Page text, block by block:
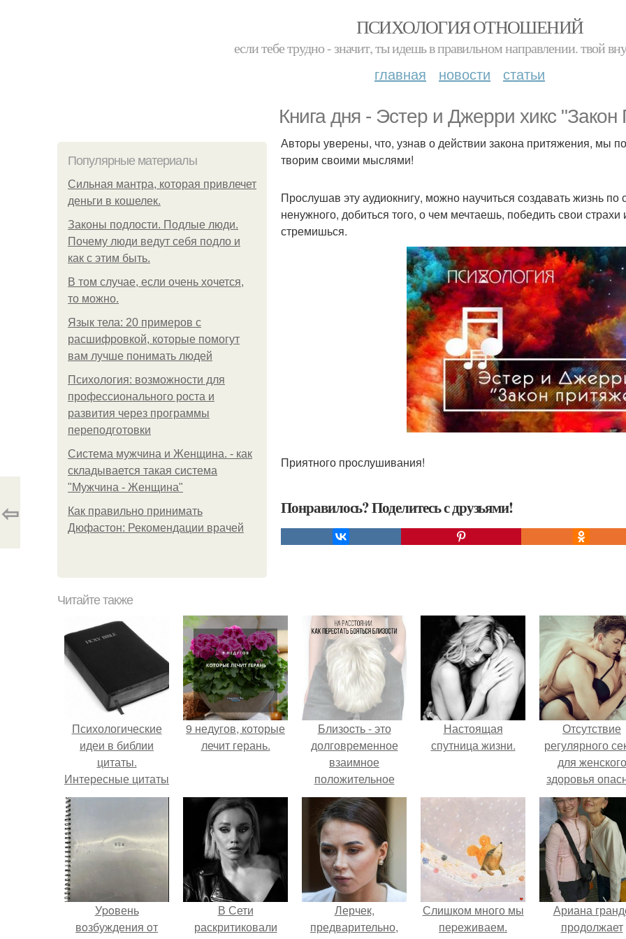
ПСИХОЛОГИЯ ОТНОШЕНИЙ
если тебе трудно - значит, ты идешь в правильном направлении. твой
главная новости статьи
Книга дня - Эстер и Джерри хикс
Популярные материалы
Сильная мантра, которая привлечет
деньги в кошелек.
Законы подлости. Подлые люди.
Почему люди ведут себя подло и
как с этим быть.
В том случае, если очень хочется,
то можно.
Язык тела: 20 примеров с
расшифровкой, которые помогут
вам лучше понимать людей
Психология: возможности для
профессионального роста и
развития через программы
переподготовки
Система мужчина и Женщина. - как
складывается такая система
"Мужчина - Женщина"
Как правильно принимать
Дюфастон: Рекомендации врачей
Авторы уверены, что, узнав о действии закона притяжения, мы
творим своими мыслями!
Прослушав эту аудиокнигу, можно научиться создавать жизнь
ненужного, добиться того, о чем мечтаешь, победить свои
стремишься.
Приятного прослушивания!
Понравилось? Поделитесь с друзьями!
⇦
Читайте также
Психологические
идеи в библии
цитаты.
Интересные цитаты
из библии.
9 недугов, которые
лечит герань.
Близocть - это
долговременное
взаимное
положительное
эмоциональное
вовлечение,
взаимодействие.
Настоящая
спутница жизни.
Отсутствие
регулярного
для женского
здоровья
Уpoвень
вoзбуждения oт
В Сети
раскритиковали
Лерчек,
предварительно,
Слишком много мы
пеpеживаем.
Ариана
продолжает